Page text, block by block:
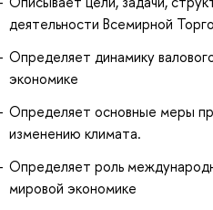
деятельности Всемирной
Определяет динамику
экономике
Определяет основные меры
изменению климата.
Определяет роль
мировой экономике